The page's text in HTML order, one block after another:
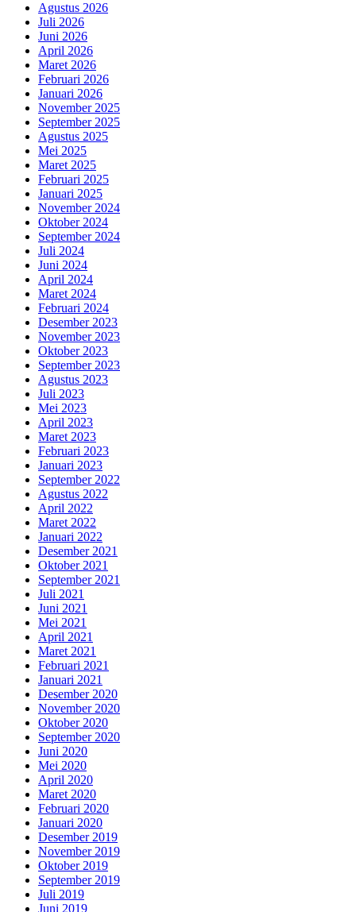
Agustus 2026
Juli 2026
Juni 2026
April 2026
Maret 2026
Februari 2026
Januari 2026
November 2025
September 2025
Agustus 2025
Mei 2025
Maret 2025
Februari 2025
Januari 2025
November 2024
Oktober 2024
September 2024
Juli 2024
Juni 2024
April 2024
Maret 2024
Februari 2024
Desember 2023
November 2023
Oktober 2023
September 2023
Agustus 2023
Juli 2023
Mei 2023
April 2023
Maret 2023
Februari 2023
Januari 2023
September 2022
Agustus 2022
April 2022
Maret 2022
Januari 2022
Desember 2021
Oktober 2021
September 2021
Juli 2021
Juni 2021
Mei 2021
April 2021
Maret 2021
Februari 2021
Januari 2021
Desember 2020
November 2020
Oktober 2020
September 2020
Juni 2020
Mei 2020
April 2020
Maret 2020
Februari 2020
Januari 2020
Desember 2019
November 2019
Oktober 2019
September 2019
Juli 2019
Juni 2019